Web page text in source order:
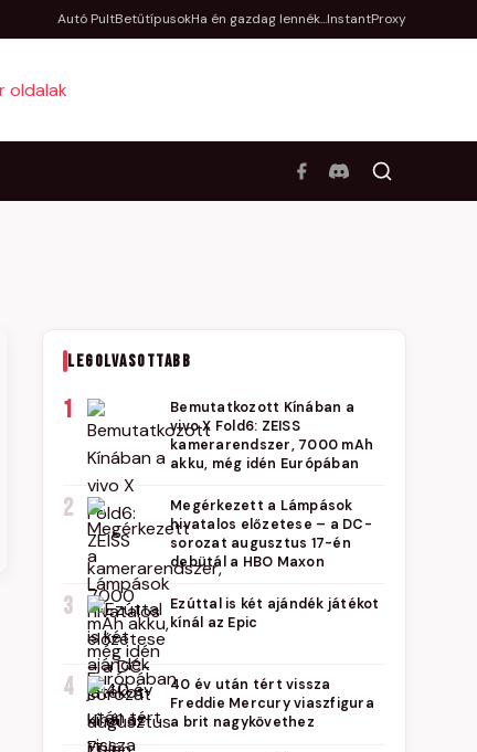
Autó PultBetűtípusokHa én gazdag lennék...InstantProxy
LEGOLVASOTTABB
1
Bemutatkozott Kínában a
vivo X Fold6: ZEISS
kamerarendszer, 7000 mAh
akku, még idén Európában
2
Megérkezett a Lámpások
hivatalos előzetese – a DC-
sorozat augusztus 17-én
debütál a HBO Maxon
3
Ezúttal is két ajándék játékot
kínál az Epic
4
40 év után tért vissza
Freddie Mercury viaszfigura
a brit nagykövethez